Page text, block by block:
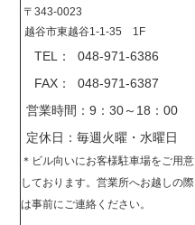
〒343-0023
越谷市東越谷1-1-35 1F
TEL： 048-971-6386
FAX： 048-971-6387
営業時間：9：30～18：00
定休日：毎週火曜・水曜日
＊ ビル向いにお客様駐車場をご用意
しております。営業所へお越しの際
は事前に ご連絡ください。